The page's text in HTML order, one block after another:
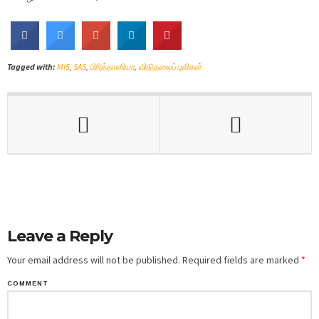
Tagged with: MI5, SAS, பிரித்தானியா, விடுதலைப் புலிகள்
Leave a Reply
Your email address will not be published. Required fields are marked *
COMMENT